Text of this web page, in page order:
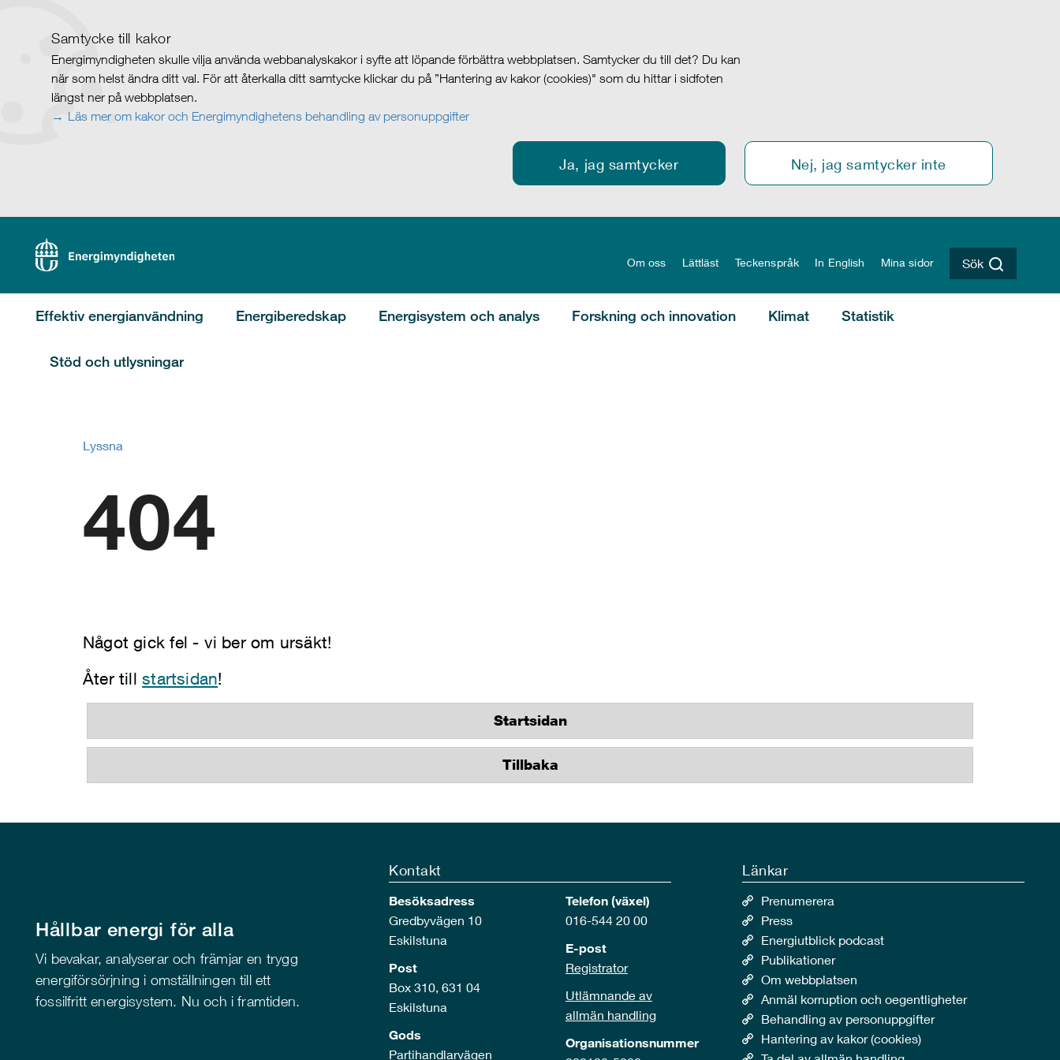
Samtycke till kakor
Energimyndigheten skulle vilja använda webbanalyskakor i syfte att löpande förbättra webbplatsen. Samtycker du till det? Du kan
när som helst ändra ditt val. För att återkalla ditt samtycke klickar du på ”Hantering av kakor (cookies)" som du hittar i sidfoten
längst ner på webbplatsen.
Läs mer om kakor och Energimyndighetens behandling av personuppgifter
Ja, jag samtycker Nej, jag samtycker inte
Om oss Lättläst Teckenspråk In English Mina sidor Sök
Effektiv energianvändning Energiberedskap Energisystem och analys Forskning och innovation Klimat Statistik
Stöd och utlysningar
Lyssna
404
Något gick fel - vi ber om ursäkt!
Åter tillstartsidan!
Startsidan
Tillbaka
Hållbar energi för alla
Vi bevakar, analyserar och främjar en trygg
energiförsörjning i omställningen till ett
fossilfritt energisystem. Nu och i framtiden.
Kontakt
Besöksadress
Gredbyvägen 10
Eskilstuna
Post
Box 310, 631 04
Eskilstuna
Gods
Partihandlarvägen
Telefon (växel)
016-544 20 00
E-post
Registrator
Utlämnande av
allmän handling
Organisationsnummer
Länkar
Prenumerera
Press
Energiutblick podcast
Publikationer
Om webbplatsen
Anmäl korruption och oegentligheter
Behandling av personuppgifter
Hantering av kakor (cookies)